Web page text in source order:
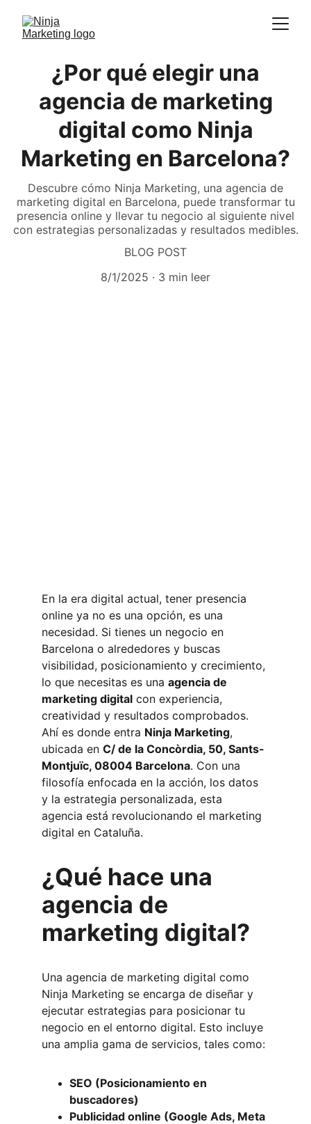
¿Por qué elegir una
agencia de marketing
digital como Ninja
Marketing en Barcelona?
Descubre cómo Ninja Marketing, una agencia de
marketing digital en Barcelona, puede transformar tu
presencia online y llevar tu negocio al siguiente nivel
con estrategias personalizadas y resultados medibles.
BLOG POST
8/1/2025
3 min leer
En la era digital actual, tener presencia
online ya no es una opción, es una
necesidad. Si tienes un negocio en
Barcelona o alrededores y buscas
visibilidad, posicionamiento y crecimiento,
lo que necesitas es una agencia de
marketing digital con experiencia,
creatividad y resultados comprobados.
Ahí es donde entra Ninja Marketing,
ubicada en C/ de la Concòrdia, 50, Sants-
Montjuïc, 08004 Barcelona. Con una
filosofía enfocada en la acción, los datos
y la estrategia personalizada, esta
agencia está revolucionando el marketing
digital en Cataluña.
¿Qué hace una
agencia de
marketing digital?
Una agencia de marketing digital como
Ninja Marketing se encarga de diseñar y
ejecutar estrategias para posicionar tu
negocio en el entorno digital. Esto incluye
una amplia gama de servicios, tales como:
SEO (Posicionamiento en
buscadores)
Publicidad online (Google Ads, Meta